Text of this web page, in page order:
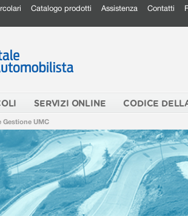
Catalogo prodotti Assistenza Contatti
SERVIZI ONLINE CODICE
Gestione UMC